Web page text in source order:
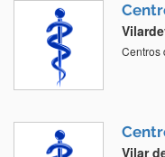
Centros
Vilar